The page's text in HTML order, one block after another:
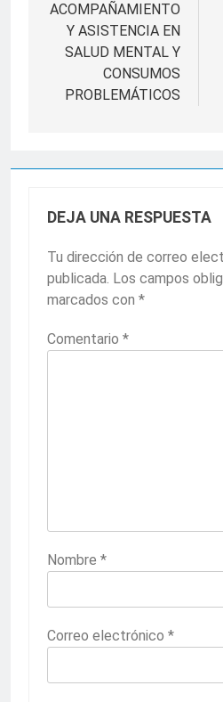
ACOMPAÑAMIENTO
Y ASISTENCIA EN
SALUD MENTAL Y
CONSUMOS
PROBLEMÁTICOS
DEJA UNA RESPUESTA
Tu dirección de correo
publicada. Los campos
marcados con *
Comentario *
Nombre *
Correo electrónico *